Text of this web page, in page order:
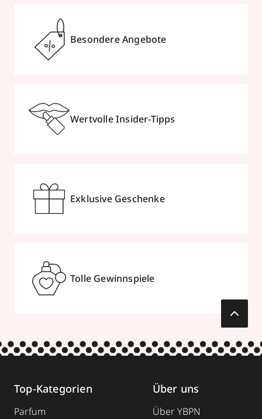
Besondere Angebote
Wertvolle Insider-Tipps
Exklusive Geschenke
Tolle Gewinnspiele
Top-Kategorien
Parfum
Über uns
Über YBPN